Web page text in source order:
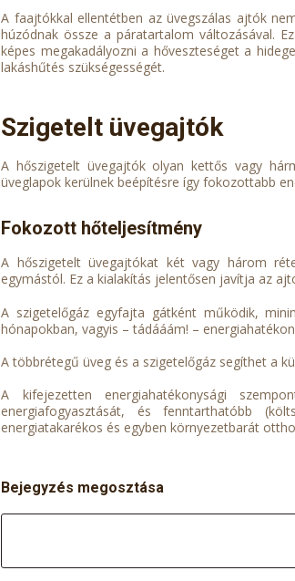
A faajtókkal ellentétben az üvegszálas ajtók
húzódnak össze a páratartalom változásával.
képes megakadályozni a hőveszteséget a
lakáshűtés szükségességét.
Szigetelt üvegajtók
A hőszigetelt üvegajtók olyan kettős vagy
üveglapok kerülnek beépítésre így fokozottabb
Fokozott hőteljesítmény
A hőszigetelt üvegajtókat két vagy három
egymástól. Ez a kialakítás jelentősen javítja az
A szigetelőgáz egyfajta gátként működik,
hónapokban, vagyis – tádááám! –
A többrétegű üveg és a szigetelőgáz segíthet a
A kifejezetten energiahatékonysági
energiafogyasztását, és fenntarthatóbb
energiatakarékos és egyben környezetbarát
Bejegyzés megosztása